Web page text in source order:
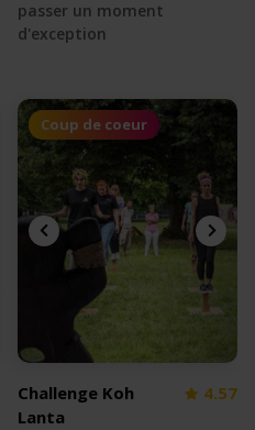
passer un moment
d'exception
Coup de coeur
Challenge Koh
Lanta
4.57